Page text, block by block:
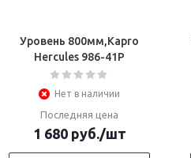
Уровень 800мм,Kapro
Hercules 986-41Р
Нет в наличии
Последняя цена
1 680руб./шт